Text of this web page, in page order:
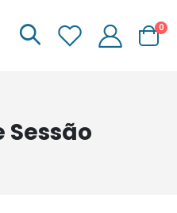
0
Sessão